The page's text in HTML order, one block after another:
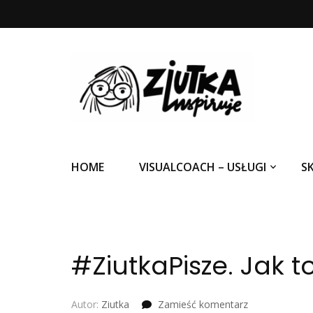
HOME VISUALCOACH – USŁUGI
#ZiutkaPisze. Jak
Autor: Ziutka Zamieść komentarzwe